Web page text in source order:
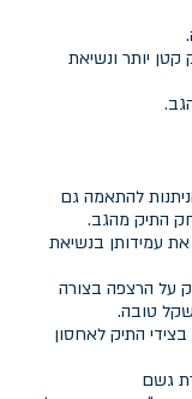
יותר ונשיאת
להתאמה גם
התיק מהגב.
עמידותן בנשיאת
על הרצפה בצורה
טובה.
מרווחים. ובנוסף 2 כיסים בצידי התיק לאחסון
גשם